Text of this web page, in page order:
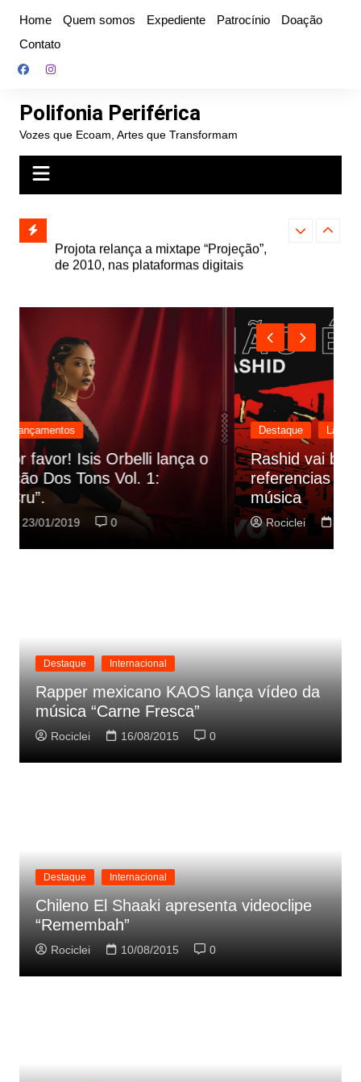
conteúdo
Home Quem somos Expediente Patrocínio
Doação
Contato
Polifonia Periférica
Vozes que Ecoam, Artes que Transformam
e abre
autoral,
de 2010, nas plataformas digitais
Farofa
Destaque Lançamentos
Rashid vai buscar nos HQs as
referencias do clipe de sua nova
música
Rociclei 22/01/2019
Destaque Internacional
Rapper mexicano KAOS lança vídeo da
música “Carne Fresca”
Rociclei 16/08/2015 0
Destaque Internacional
Chileno El Shaaki apresenta videoclipe
“Remembah”
Rociclei 10/08/2015 0